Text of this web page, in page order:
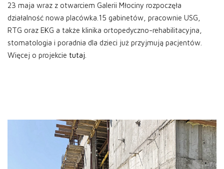
23 maja wraz z otwarciem Galerii Młociny rozpoczęła
działalność nowa placówka.15 gabinetów, pracownie USG,
RTG oraz EKG a także klinika ortopedyczno-rehabilitacyjna,
stomatologia i poradnia dla dzieci już przyjmują pacjentów.
Więcej o projekcie tutaj.